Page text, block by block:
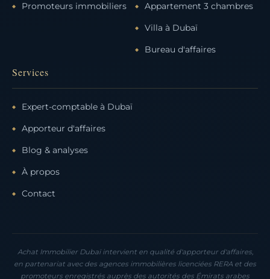
Promoteurs immobiliers
Appartement 3 chambres
Villa à Dubaï
Bureau d'affaires
Services
Expert-comptable à Dubaï
Apporteur d'affaires
Blog & analyses
À propos
Contact
Achat Immobilier Dubaï intervient en qualité d'apporteur d'affaires,
en partenariat avec des agences immobilières licenciées RERA et des
promoteurs enregistrés auprès des autorités des Émirats arabes